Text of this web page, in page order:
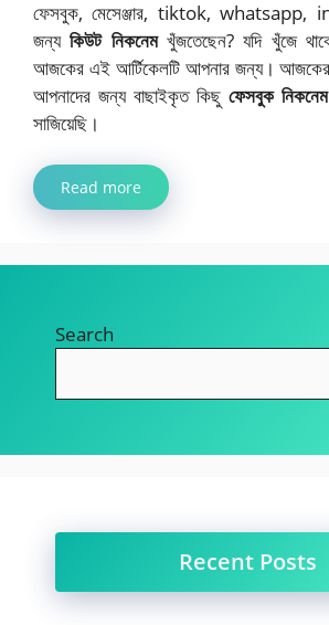
ফেসবুক, মেসেঞ্জার, tiktok, whatsapp,
জন্যকিউট নিকনেমখুঁজতেছেন? যদি খুঁজে
আজকের এই আর্টিকেলটি আপনার জন্য।
আপনাদের জন্য বাছাইকৃত কিছু ফেসবুক নিকনেম
সাজিয়েছি।
Read more
Search
Recent Posts